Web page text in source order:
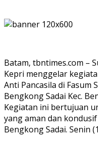
Batam, tbntimes.com –
Kepri menggelar
Anti Pancasila di Fasum
Bengkong Sadai Kec.
Kegiatan ini bertujuan
yang aman dan
Bengkong Sadai. Senin